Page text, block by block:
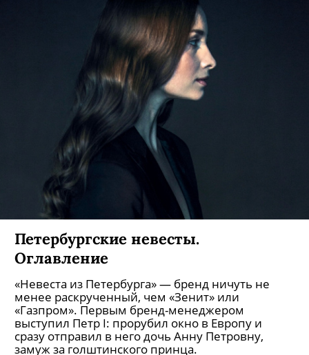
Петербургские невесты. Софья
Заика
«Невеста из Петербурга» — бренд ничуть не
менее раскрученный, чем «Зенит» или
«Газпром». Первым бренд-менеджером
выступил Петр I: прорубил окно в Европу и
сразу отправил в него дочь Анну Петровну,
замуж за голштинского принца.